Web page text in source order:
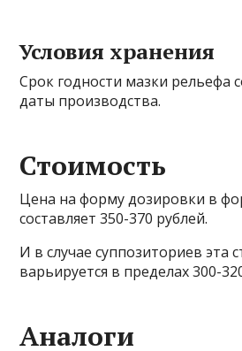
Условия хранения
Срок годности мазки рельефа
даты производства.
Стоимость
Цена на форму дозировки в
составляет 350-370 рублей.
И в случае суппозиториев эта
варьируется в пределах 300-
Аналоги